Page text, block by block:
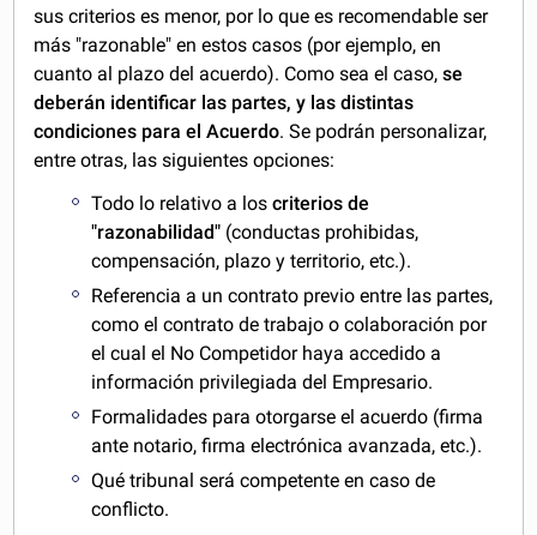
sus criterios es menor, por lo que es recomendable ser
más "razonable" en estos casos (por ejemplo, en
cuanto al plazo del acuerdo). Como sea el caso,se
deberán identificar las partes, y las distintas
condiciones para el Acuerdo. Se podrán personalizar,
entre otras, las siguientes opciones:
Todo lo relativo a los criterios de
"razonabilidad" (conductas prohibidas,
compensación, plazo y territorio, etc.).
Referencia a un contrato previo entre las partes,
como el contrato de trabajo o colaboración por
el cual el No Competidor haya accedido a
información privilegiada del Empresario.
Formalidades para otorgarse el acuerdo (firma
ante notario, firma electrónica avanzada, etc.).
Qué tribunal será competente en caso de
conflicto.